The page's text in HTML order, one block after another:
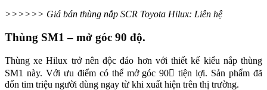
>>>>>> Giá bán thùng nắp SCR Toyota Hilux: Liên hệ
Thùng SM1 – mở góc 90 độ.
Thùng xe Hilux trở nên độc đáo hơn với thiết kế kiểu nắp thùng
SM1 này. Với ưu điểm có thể mở góc 90 tiện lợi. Sản phẩm đã
đốn tim triệu người dùng ngay từ khi xuất hiện trên thị trường.